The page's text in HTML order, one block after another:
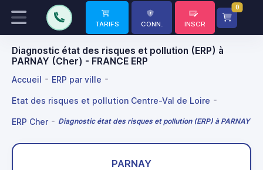
TARIFS CONN. INSCR
0
Diagnostic état des risques et pollution (ERP) à
PARNAY (Cher) - FRANCE ERP
Accueil ERP par ville
Etat des risques et pollution Centre-Val de Loire
ERP Cher Diagnostic état des risques et pollution (ERP) à PARNAY
PARNAY